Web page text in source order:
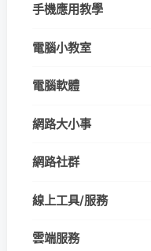
手機應用教學
電腦小教室
電腦軟體
網路大小事
網路社群
線上工具/服務
雲端服務